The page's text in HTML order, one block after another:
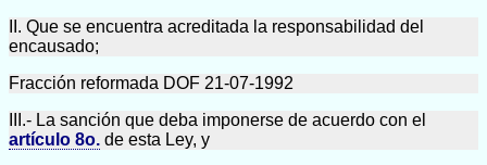
II. Que se encuentra acreditada la responsabilidad del
encausado;
Fracción reformada DOF 21-07-1992
III.- La sanción que deba imponerse de acuerdo con el
artículo 8o. de esta Ley, y